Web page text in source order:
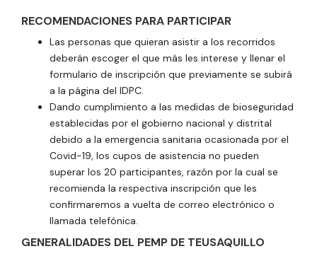
RECOMENDACIONES PARA PARTICIPAR
Las personas que quieran asistir a los recorridos
deberán escoger el que más les interese y llenar el
formulario de inscripción que previamente se subirá
a la página del IDPC.
Dando cumplimiento a las medidas de bioseguridad
establecidas por el gobierno nacional y distrital
debido a la emergencia sanitaria ocasionada por el
Covid-19, los cupos de asistencia no pueden
superar los 20 participantes, razón por la cual se
recomienda la respectiva inscripción que les
confirmaremos a vuelta de correo electrónico o
llamada telefónica.
GENERALIDADES DEL PEMP DE TEUSAQUILLO